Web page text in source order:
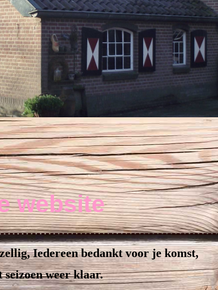
website
Iedereen bedankt voor je komst,
weer klaar.